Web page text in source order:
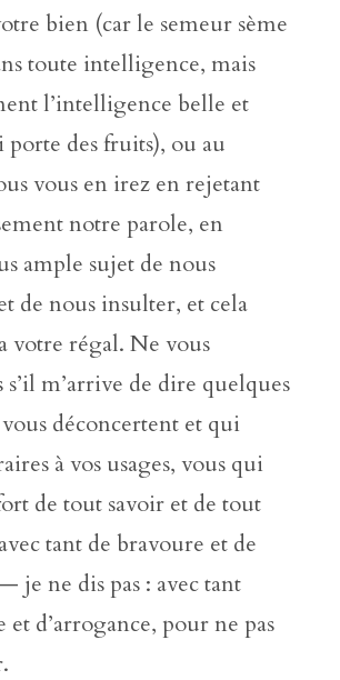
bien (car le semeur sème
toute intelligence, mais
l’intelligence belle et
porte des fruits), ou au
vous en irez en rejetant
notre parole, en
ample sujet de nous
de nous insulter, et cela
votre régal. Ne vous
s’il m’arrive de dire quelques
déconcertent et qui
à vos usages, vous qui
de tout savoir et de tout
tant de bravoure et de
je ne dis pas : avec tant
et d’arrogance, pour ne pas